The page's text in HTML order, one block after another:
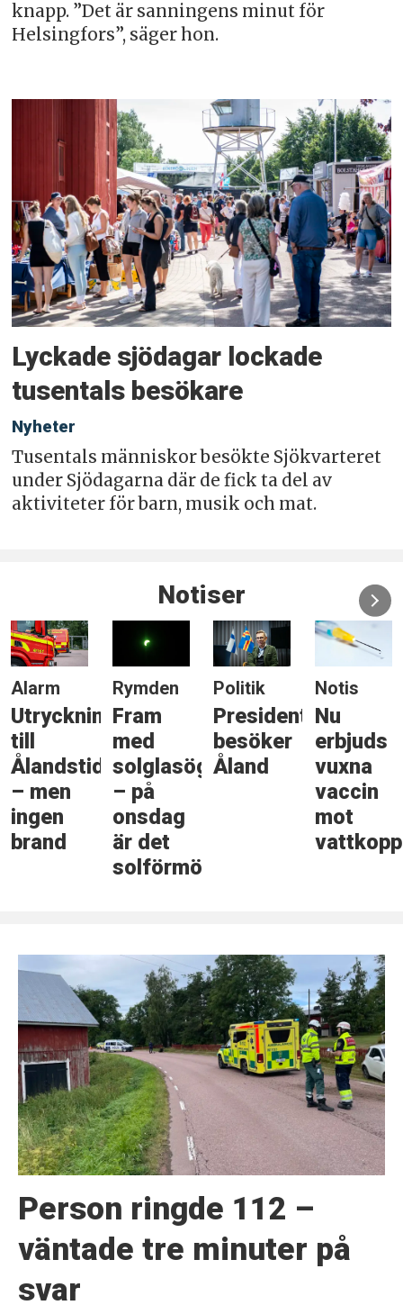
knapp. ”Det är sanningens minut för
Helsingfors”, säger hon.
Lyckade sjödagar lockade
tusentals besökare
Nyheter
Tusentals människor besökte Sjökvarteret
under Sjödagarna där de fick ta del av
aktiviteter för barn, musik och mat.
Notiser
Alarm
Utryckning
till
Ålandstidningen
– men
ingen
brand
Rymden
Fram
med
solglasögonen
– på
onsdag
är det
solförmörkelse
Politik
Presidenten
besöker
Åland
Notis
Nu
erbjuds
vuxna
vaccin
mot
Person ringde 112 –
väntade tre minuter på
svar